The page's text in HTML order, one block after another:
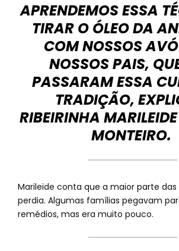
APRENDEMOS ESSA
TIRAR O ÓLEO DA
COM NOSSOS
NOSSOS PAIS,
PASSARAM ESSA
TRADIÇÃO,
RIBEIRINHA
MONTEIRO.
Marileide conta que a maior parte
perdia. Algumas famílias pegavam
remédios, mas era muito pouco.